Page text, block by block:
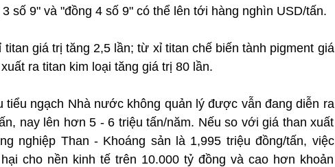
số 9" và "đồng 4 số 9" có thể lên tới hàng nghìn USD/tấn.
giá trị tăng 2,5 lần; từ xỉ titan chế biến tành pigment giá
ra titan kim loại tăng giá trị 80 lần.
tiểu ngạch Nhà nước không quản lý được vẫn đang diễn ra
nay lên hơn 5 - 6 triệu tấn/năm. Nếu so với giá than xuất
nghiệp Than - Khoáng sản là 1,995 triệu đồng/tấn, việc
cho nền kinh tế trên 10.000 tỷ đồng và cao hơn khoản